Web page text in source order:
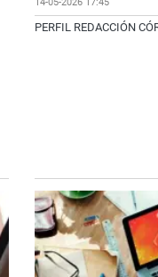
PERFIL REDACCIÓN